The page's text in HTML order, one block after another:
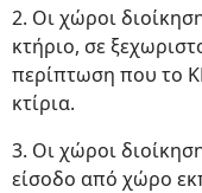
2. Οι χώροι
κτήριο, σε
περίπτωση που το
κτίρια.
3. Οι χώροι
είσοδο από χώρο